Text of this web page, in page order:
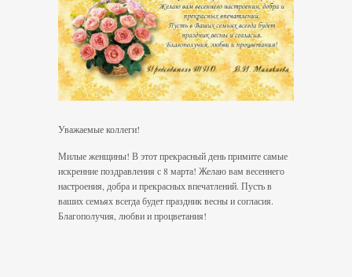
Уважаемые коллеги!
Милые женщины! В этот прекрасный день примите самые
искренние поздравления с 8 марта! Желаю вам весеннего
настроения, добра и прекрасных впечатлений. Пусть в
ваших семьях всегда будет праздник весны и согласия.
Благополучия, любви и процветания!